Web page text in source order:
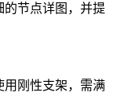
节点详图，并提
刚性支架，需满